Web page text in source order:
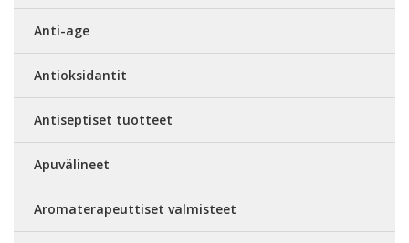
Anti-age
Antioksidantit
Antiseptiset tuotteet
Apuvälineet
Aromaterapeuttiset valmisteet